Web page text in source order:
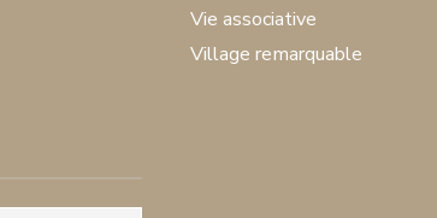
Vie associative
Village remarquable